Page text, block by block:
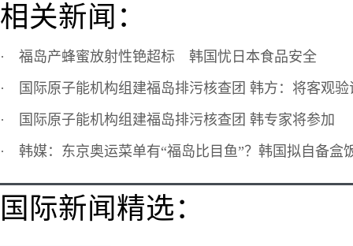
相关新闻：
· 福岛产蜂蜜放射性铯超标 韩国忧日本食品安全
·
国际原子能机构组建福岛排污核查团 韩方：将客观验
·
国际原子能机构组建福岛排污核查团 韩专家将参加
· 韩媒：东京奥运菜单有“福岛比目鱼”？韩国拟自备盒
国际新闻精选：